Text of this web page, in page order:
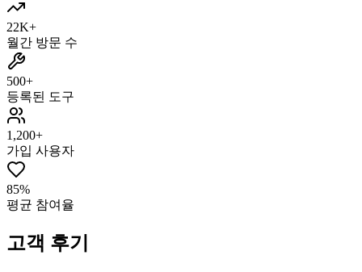
22K+
월간 방문 수
500+
등록된 도구
1,200+
가입 사용자
85%
평균 참여율
고객 후기